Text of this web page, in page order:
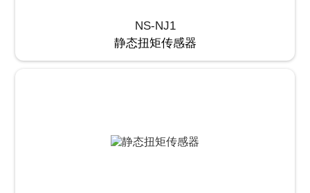
NS-NJ1
静态扭矩传感器